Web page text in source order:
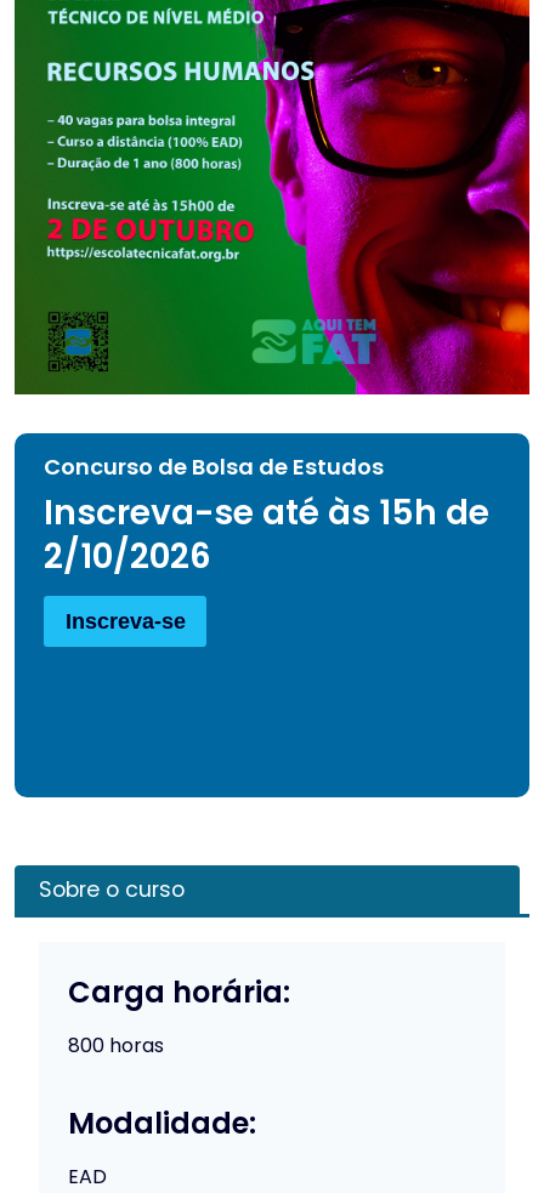
Concurso de Bolsa de Estudos
Inscreva-se até às 15h de
2/10/2026
Inscreva-se
Sobre o curso
Carga horária:
800 horas
Modalidade:
EAD